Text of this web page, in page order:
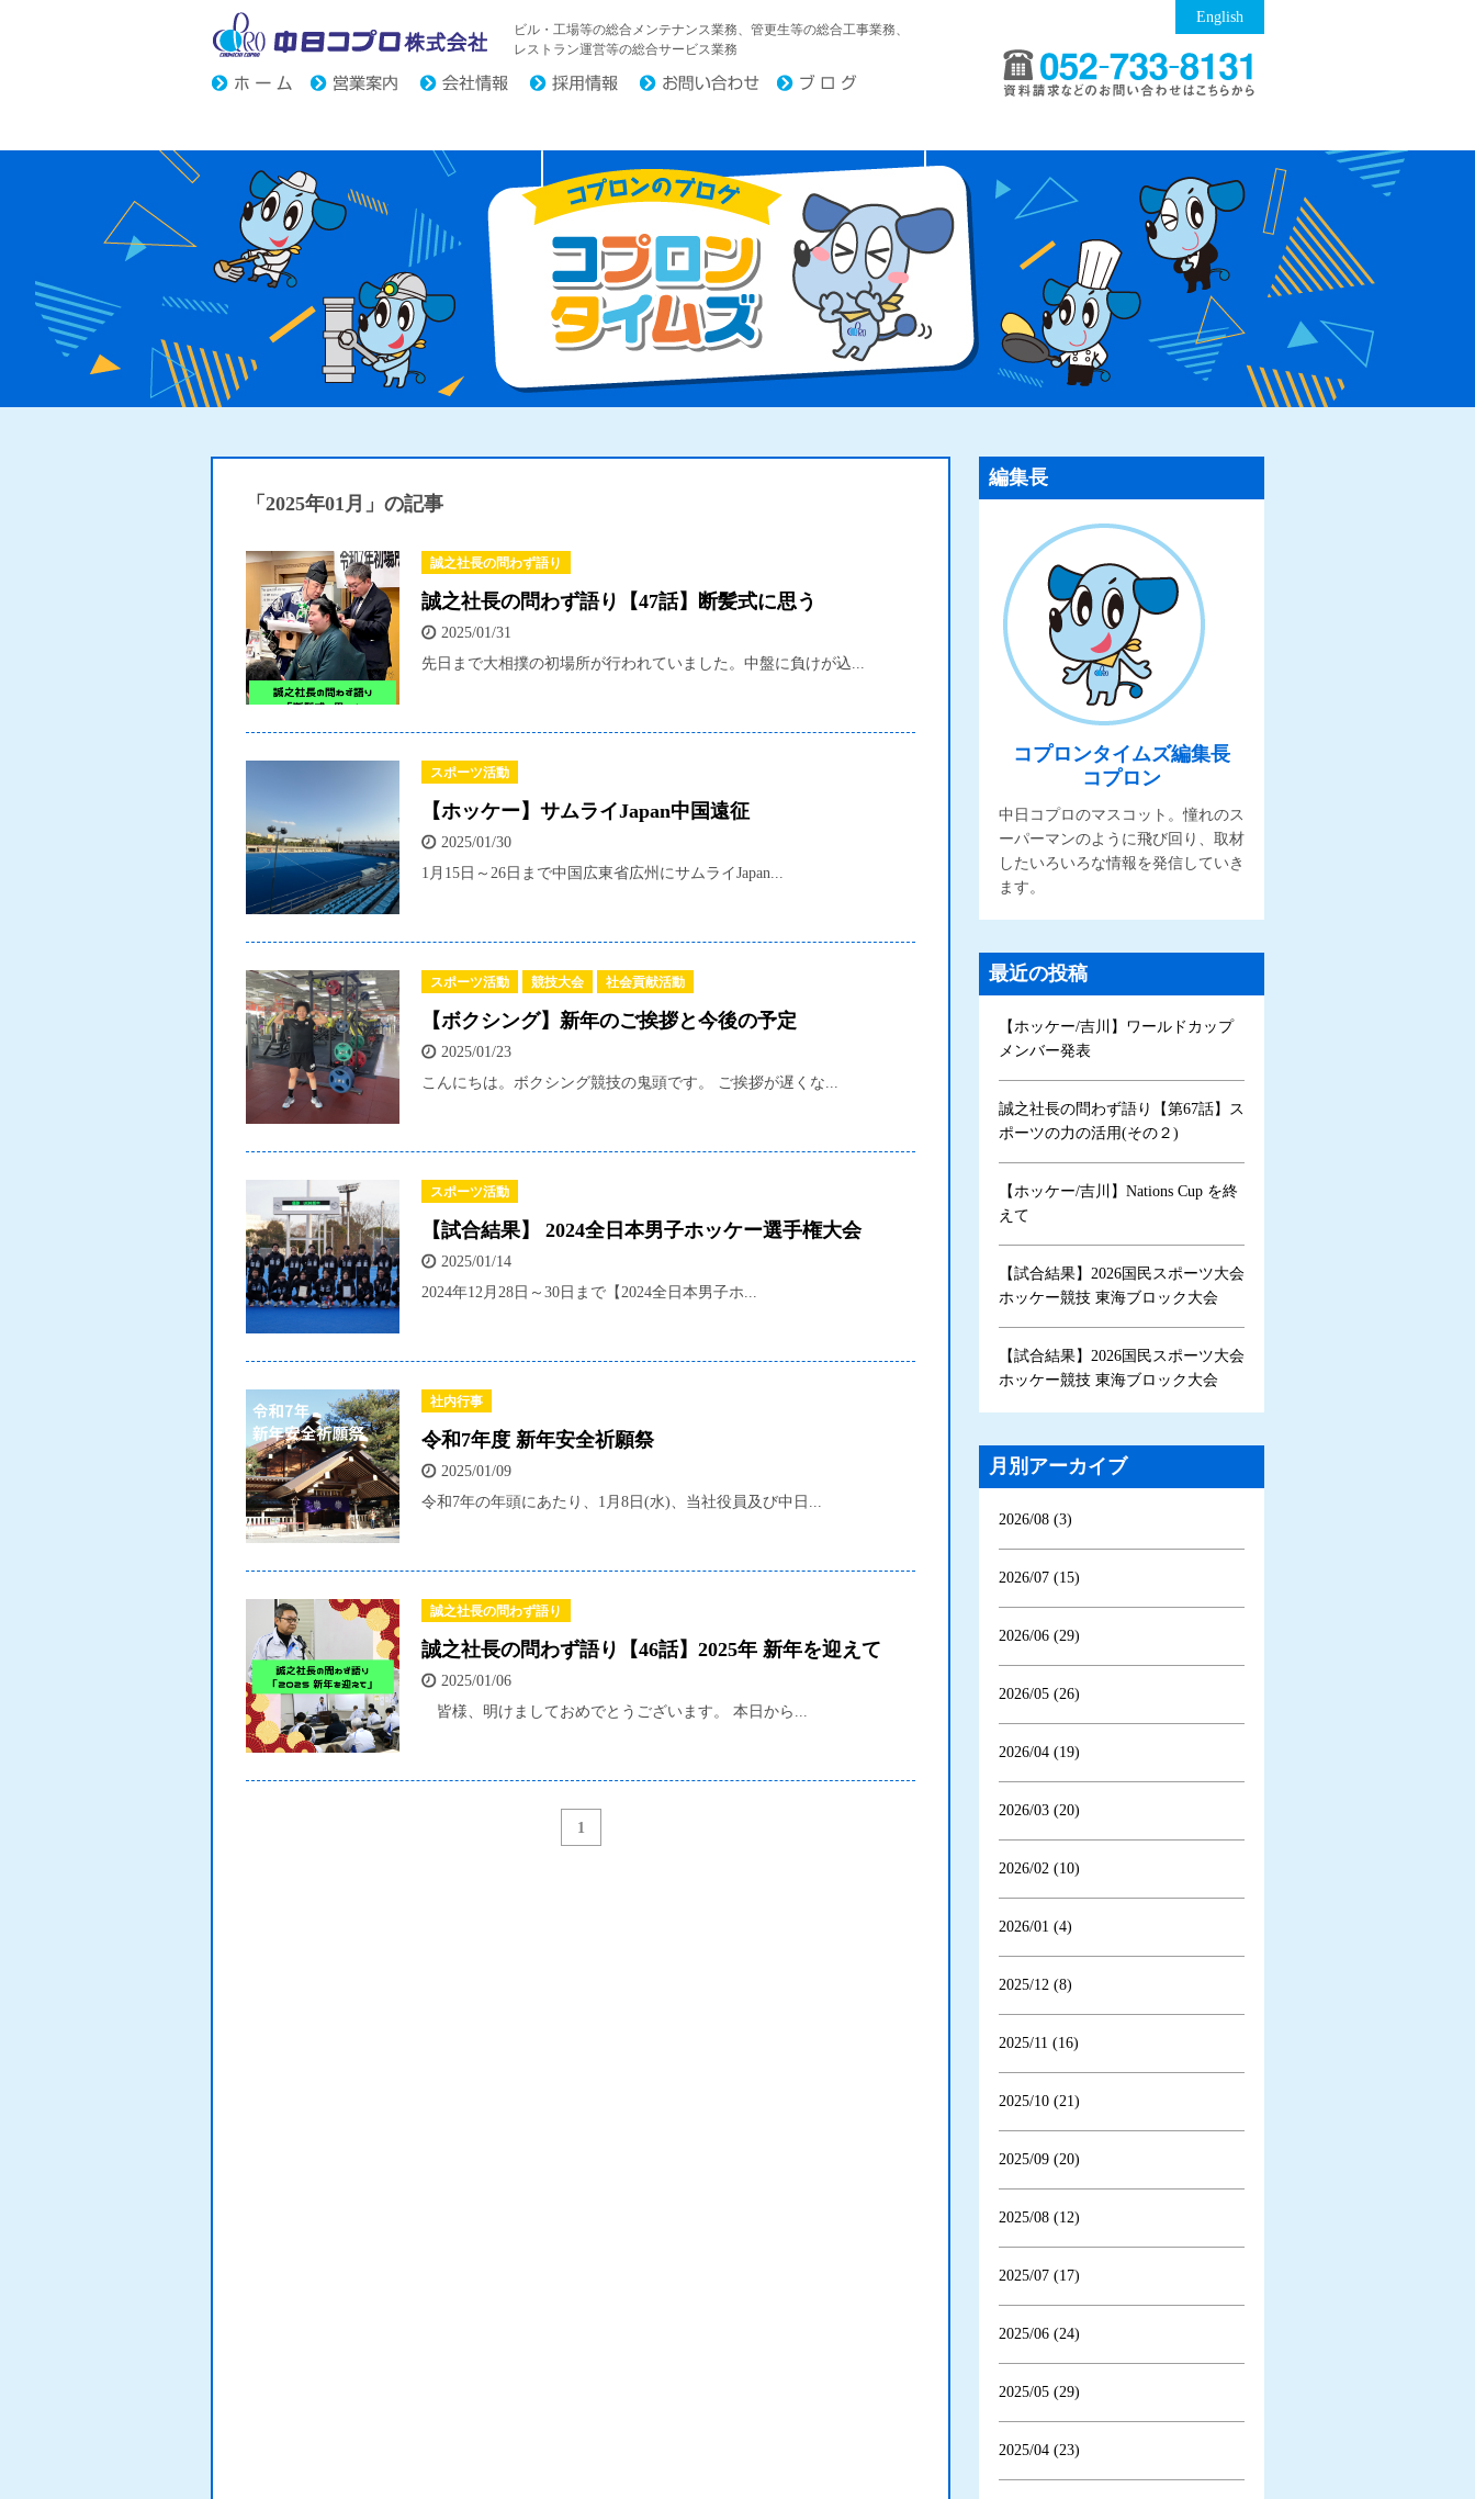
中日コプロ株式会社
ビル・工場等の総合メンテナンス業務、管更生等の総合工事業務、
レストラン運営等の総合サービス業務
English
「2025年01月」の記事
誠之社長の問わず語り
誠之社長の問わず語り【47話】断髪式に思う
2025/01/31
先日まで大相撲の初場所が行われていました。中盤に負けが込...
スポーツ活動
【ホッケー】サムライJapan中国遠征
2025/01/30
1月15日～26日まで中国広東省広州にサムライJapan...
スポーツ活動 競技大会 社会貢献活動
【ボクシング】新年のご挨拶と今後の予定
2025/01/23
こんにちは。ボクシング競技の鬼頭です。 ご挨拶が遅くな...
スポーツ活動
【試合結果】 2024全日本男子ホッケー選手権大会
2025/01/14
2024年12月28日～30日まで【2024全日本男子ホ...
社内行事
令和7年度 新年安全祈願祭
2025/01/09
令和7年の年頭にあたり、1月8日(水)、当社役員及び中日...
誠之社長の問わず語り
誠之社長の問わず語り【46話】2025年 新年を迎えて
2025/01/06
皆様、明けましておめでとうございます。 本日から...
1
編集長
コプロンタイムズ編集長
コプロン
中日コプロのマスコット。憧れのス
ーパーマンのように飛び回り、取材
したいろいろな情報を発信していき
ます。
最近の投稿
【ホッケー/吉川】ワールドカップ
メンバー発表
誠之社長の問わず語り【第67話】ス
ポーツの力の活用(その２)
【ホッケー/吉川】Nations Cup を終
えて
【試合結果】2026国民スポーツ大会
ホッケー競技 東海ブロック大会
【試合結果】2026国民スポーツ大会
ホッケー競技 東海ブロック大会
月別アーカイブ
2026/08 (3)
2026/07 (15)
2026/06 (29)
2026/05 (26)
2026/04 (19)
2026/03 (20)
2026/02 (10)
2026/01 (4)
2025/12 (8)
2025/11 (16)
2025/10 (21)
2025/09 (20)
2025/08 (12)
2025/07 (17)
2025/06 (24)
2025/05 (29)
2025/04 (23)